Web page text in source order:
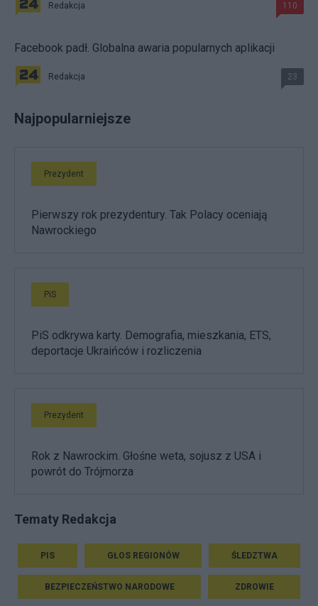
Redakcja 110
Facebook padł. Globalna awaria popularnych aplikacji
Redakcja 23
Najpopularniejsze
Prezydent
Pierwszy rok prezydentury. Tak Polacy oceniają
Nawrockiego
PiS
PiS odkrywa karty. Demografia, mieszkania, ETS,
deportacje Ukraińców i rozliczenia
Prezydent
Rok z Nawrockim. Głośne weta, sojusz z USA i
powrót do Trójmorza
Tematy Redakcja
PIS GŁOS REGIONÓW ŚLEDZTWA
BEZPIECZEŃSTWO NARODOWE ZDROWIE